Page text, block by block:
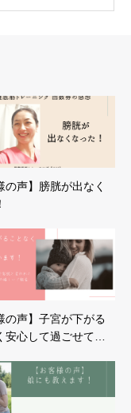
の声】膀胱が出なく
の声】子宮が下がる
安心して過ごせて…